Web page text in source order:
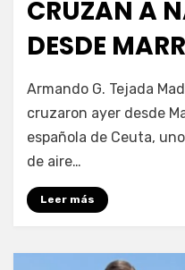
CRUZAN A
DESDE
Fernando Miranda
Armando G. Tejada
cruzaron ayer desde
española de Ceuta,
de aire…
Leer más